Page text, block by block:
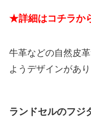
★詳細はコチラか
牛革などの自然皮
ようデザインがあり
ランドセルのフジ